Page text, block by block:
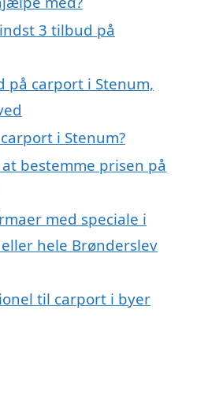
3 tilbud på
på carport i Stenum,
i Stenum?
bestemme prisen på
med speciale i
hele Brønderslev
til carport i byer